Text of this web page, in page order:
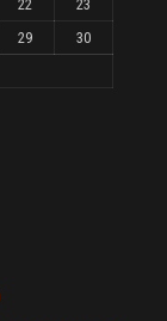
22
23
29
30